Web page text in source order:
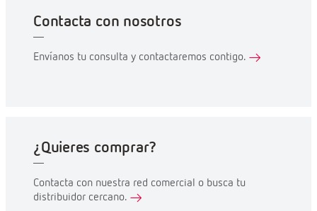
Contacta con nosotros
Envíanos tu consulta y contactaremos contigo.
¿Quieres comprar?
Contacta con nuestra red comercial o busca tu
distribuidor cercano.